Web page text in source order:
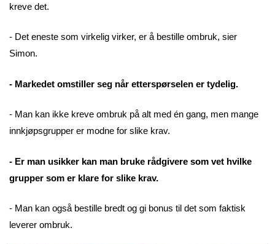
kreve det.
- Det eneste som virkelig virker, er å bestille ombruk, sier
Simon.
- Markedet omstiller seg når etterspørselen er tydelig.
- Man kan ikke kreve ombruk på alt med én gang, men mange
innkjøpsgrupper er modne for slike krav.
- Er man usikker kan man bruke rådgivere som vet hvilke
grupper som er klare for slike krav.
- Man kan også bestille bredt og gi bonus til det som faktisk
leverer ombruk.